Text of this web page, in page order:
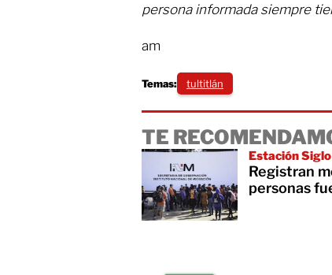
persona informada siempre
am
Temas: tultitlán
TE
Estación
Registran
personas